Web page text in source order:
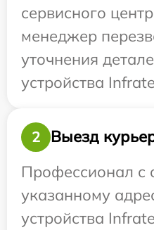
сервисного
менеджер
уточнения
устройства
2
Выезд
Профессионал с
указанному
устройства